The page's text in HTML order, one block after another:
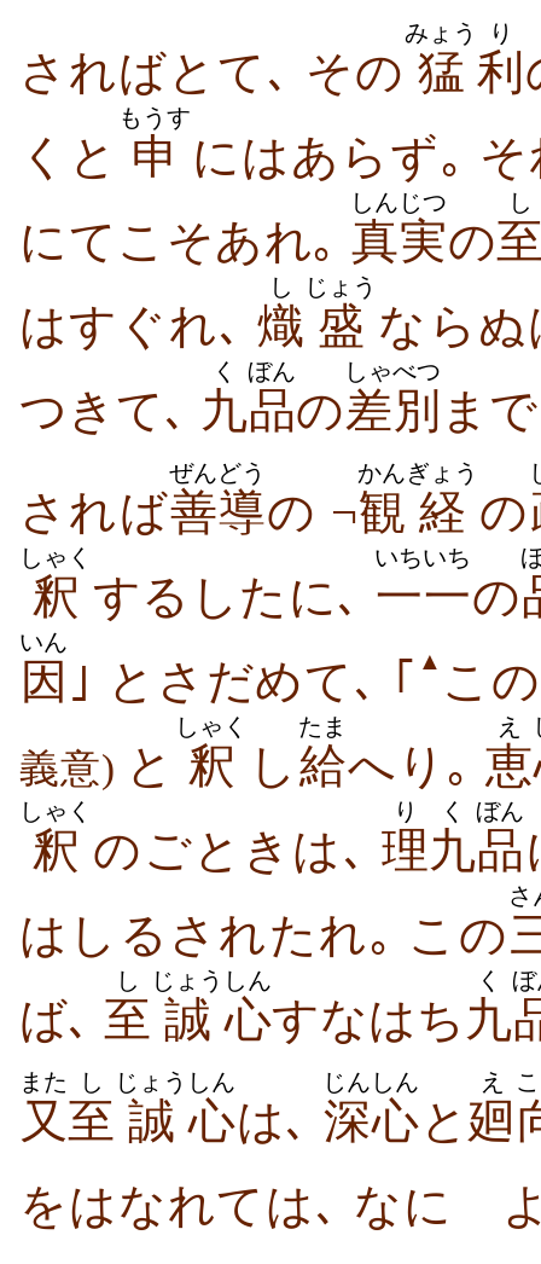
さればとて､ その 猛
みょう
利
り
くと 申
もうす
にはあらず｡
にてこそあれ｡ 真実
しんじつ
の
し
はすぐれ､ 熾
し
盛
じょう
なら
つきて､ 九
く
品
ぼん
の差別
しゃべつ
ま
されば善導
ぜんどう
の ¬観
かん
経
ぎょう
の
釈
しゃく
するしたに､ 一一
いちいち
の
因
いん
｣ とさだめて､ ｢ ▲ この
義意) と 釈
しゃく
し 給
たま
へり｡ 恵
え
釈
しゃく
のごときは､ 理
り
九
く
品
ぼん
はしるされたれ｡ この
さ
ば､ 至
し
誠
じょう
心
しん
すなはち 九
く
又
また
至
し
誠
じょう
心
しん
は､ 深心
じんしん
と 廻
え
をはなれては､ なにゝ